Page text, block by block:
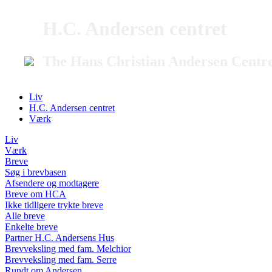
Liv
H.C. Andersen centret
Værk
Liv
Værk
Breve
Søg i brevbasen
Afsendere og modtagere
Breve om HCA
Ikke tidligere trykte breve
Alle breve
Enkelte breve
Partner H.C. Andersens Hus
Brevveksling med fam. Melchior
Brevveksling med fam. Serre